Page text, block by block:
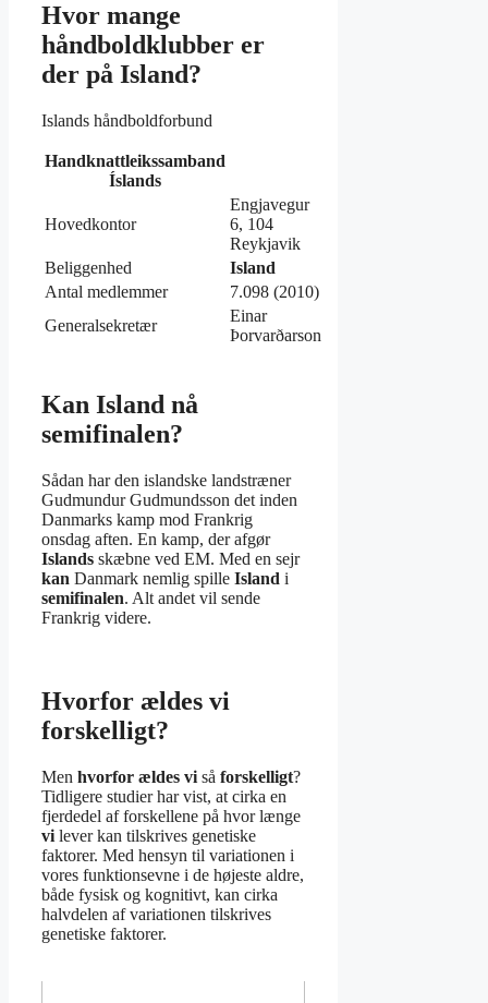
Hvor mange
håndboldklubber er
der på Island?
Islands håndboldforbund
Handknattleikssamband
Íslands
Hovedkontor
Engjavegur
6, 104
Reykjavik
Beliggenhed
Island
Antal medlemmer
7.098 (2010)
Generalsekretær
Einar
Þorvarðarson
Kan Island nå
semifinalen?
Sådan har den islandske landstræner
Gudmundur Gudmundsson det inden
Danmarks kamp mod Frankrig
onsdag aften. En kamp, der afgør
Islands skæbne ved EM. Med en sejr
kan Danmark nemlig spille Island i
semifinalen. Alt andet vil sende
Frankrig videre.
Hvorfor ældes vi
forskelligt?
Men hvorfor ældes vi så forskelligt?
Tidligere studier har vist, at cirka en
fjerdedel af forskellene på hvor længe
vi lever kan tilskrives genetiske
faktorer. Med hensyn til variationen i
vores funktionsevne i de højeste aldre,
både fysisk og kognitivt, kan cirka
halvdelen af variationen tilskrives
genetiske faktorer.